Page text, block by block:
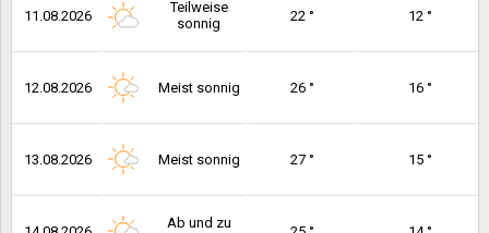
11.08.2026
Teilweise
sonnig
22 ° 12 °
12.08.2026 Meist sonnig 26 ° 16 °
13.08.2026 Meist sonnig 27 ° 15 °
Ab und zu